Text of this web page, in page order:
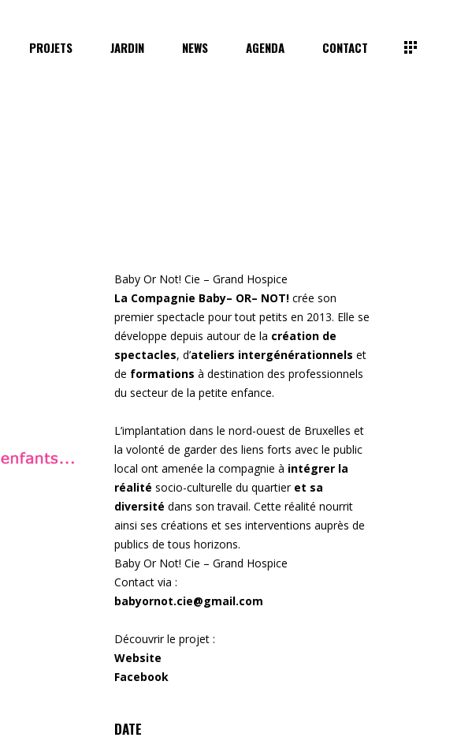
PROJETS JARDIN NEWS AGENDA CONTACT
Baby Or Not! Cie –Grand Hospice
La Compagnie Baby– OR– NOT! crée son
premier spectacle pour tout petits en 2013. Elle se
développe depuis autour de la création de
spectacles, d’ateliers intergénérationnels et
de formationsà destination des professionnels
du secteur de la petite enfance.
L’implantation dans le nord-ouest de Bruxelles et
la volonté de garder des liens forts avec le public
local ont amenée la compagnie à intégrer la
réalité socio-culturelle du quartier et sa
diversité dans son travail. Cette réalité nourrit
ainsi ses créations et ses interventions auprès de
publics de tous horizons.
Baby Or Not! Cie – Grand Hospice
Contact via :
babyornot.cie@gmail.com
Découvrir le projet :
Website
Facebook
DATE